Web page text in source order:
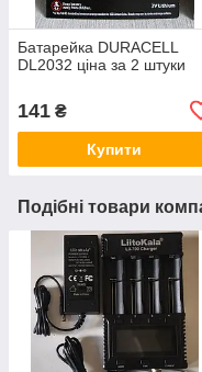
Батарейка DURACELL
DL2032 ціна за 2 штуки
141 ₴
Купити
Подібні товари